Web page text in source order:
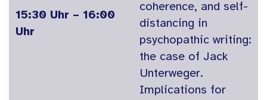
15:30 Uhr – 16:00
Uhr
coherence, and self-
distancing in
psychopathic writing:
the case of Jack
Unterweger.
Implications for